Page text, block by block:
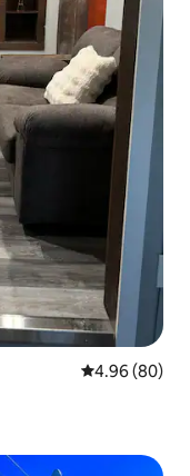
レビュー80件
4.96 (80)